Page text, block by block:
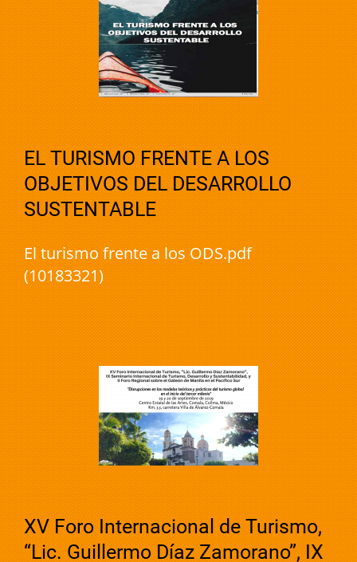
EL TURISMO FRENTE A LOS
OBJETIVOS DEL DESARROLLO
SUSTENTABLE
El turismo frente a los ODS.pdf
(10183321)
XV Foro Internacional de Turismo,
“Lic. Guillermo Díaz Zamorano”, IX